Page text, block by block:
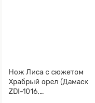
Нож Лиса с сюжетом
Храбрый орел (Дамаск
ZDI-1016,